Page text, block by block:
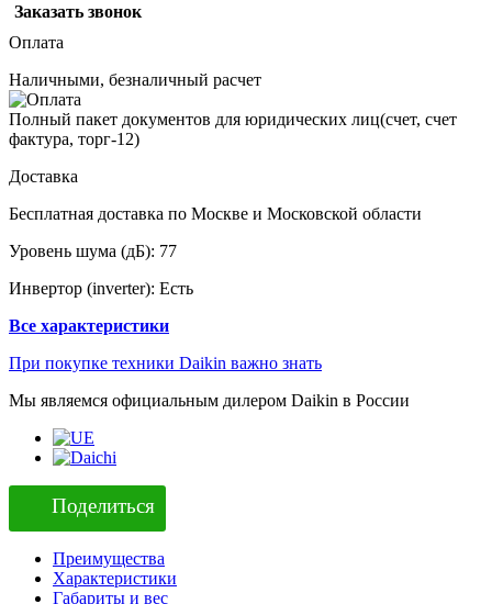
Заказать звонок
Оплата
Наличными, безналичный расчет
Полный пакет документов для юридических лиц(счет, счет
фактура, торг-12)
Доставка
Бесплатная доставка по Москве и Московской области
Уровень шума (дБ): 77
Инвертор (inverter): Есть
Все характеристики
При покупке техники Daikin важно знать
Мы являемся официальным дилером Daikin в России
Поделиться
Преимущества
Характеристики
Габариты и вес